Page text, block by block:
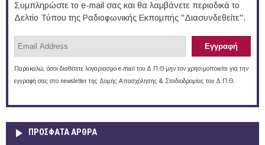
Συμπληρώστε το e-mail σας και θα λαμβάνετε περιοδικά το
Δελτίο Τύπου της Ραδιοφωνικής Εκπομπής "Διασυνδεθείτε".
Παρακαλώ, όσοι διαθέτετε λογαριασμό e-mail του Δ.Π.Θ μην τον χρησιμοποιείτε για την
εγγραφή σας στο newsletter της Δομής Απασχόλησης & Σταδιοδρομίας του Δ.Π.Θ.
ΠΡOΣΦΑΤΑ AΡΘΡΑ